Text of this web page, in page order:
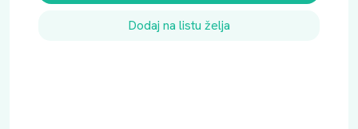
Dodaj na listu želja